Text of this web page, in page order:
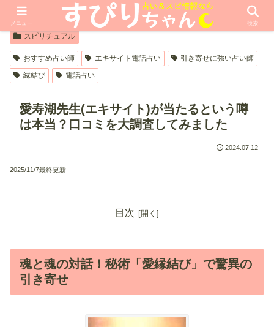
【PR】本ページはプロモーションが含まれています
スピリチュアル
おすすめ占い師 エキサイト電話占い
引き寄せに強い占い師
縁結び
電話占い
愛寿湖先生(エキサイト)が当たるという噂
は本当？口コミを大調査してみました
2024.07.12
2025/11/7最終更新
目次
魂と魂の対話！秘術「愛縁結び」で驚異の
引き寄せ
メニュー 検索